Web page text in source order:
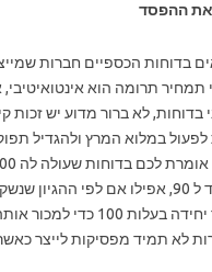
את ההפסד
בדוחות הכספיים חברות
תמחיר תרומה הוא
בדוחות, לא ברור מדוע יש
במלוא המרץ ולהגדיל
לא תמיד מפסיקות לייצר